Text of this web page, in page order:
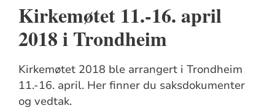
Kirkemøtet 11.-16. april
2018 i Trondheim
Kirkemøtet 2018 ble arrangert i Trondheim
11.-16. april. Her finner du saksdokumenter
og vedtak.